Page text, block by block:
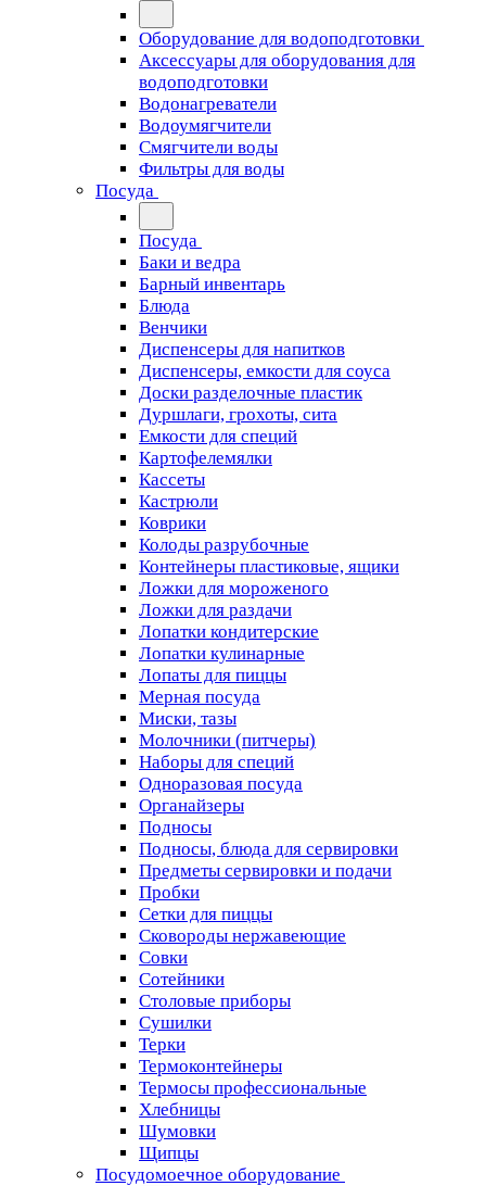
Оборудование для водоподготовки
Аксессуары для оборудования для
водоподготовки
Водонагреватели
Водоумягчители
Смягчители воды
Фильтры для воды
Посуда
Посуда
Баки и ведра
Барный инвентарь
Блюда
Венчики
Диспенсеры для напитков
Диспенсеры, емкости для соуса
Доски разделочные пластик
Дуршлаги, грохоты, сита
Емкости для специй
Картофелемялки
Кассеты
Кастрюли
Коврики
Колоды разрубочные
Контейнеры пластиковые, ящики
Ложки для мороженого
Ложки для раздачи
Лопатки кондитерские
Лопатки кулинарные
Лопаты для пиццы
Мерная посуда
Миски, тазы
Молочники (питчеры)
Наборы для специй
Одноразовая посуда
Органайзеры
Подносы
Подносы, блюда для сервировки
Предметы сервировки и подачи
Пробки
Сетки для пиццы
Сковороды нержавеющие
Совки
Сотейники
Столовые приборы
Сушилки
Терки
Термоконтейнеры
Термосы профессиональные
Хлебницы
Шумовки
Щипцы
Посудомоечное оборудование